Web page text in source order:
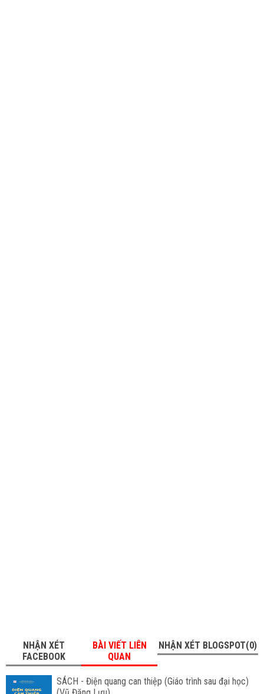
NHẬN XÉT
FACEBOOK
BÀI VIẾT LIÊN
QUAN
NHẬN XÉT BLOGSPOT(0)
SÁCH - Điện quang can thiệp (Giáo trình sau đại học)